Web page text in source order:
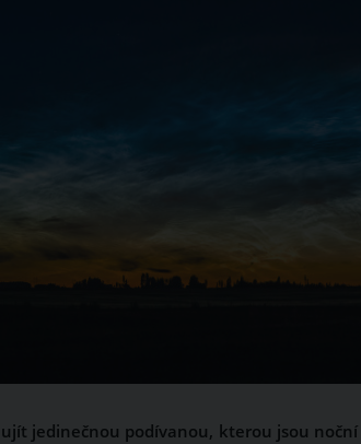
jedinečnou podívanou, kterou jsou